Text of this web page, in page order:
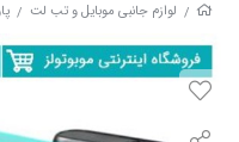
/ لوازم جانبی موبایل و تب لت /